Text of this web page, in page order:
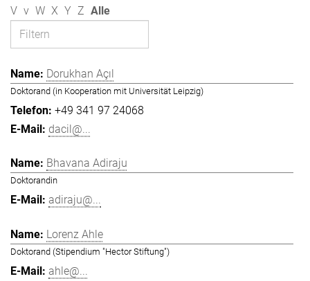
V v W X Y Z Alle
Dorukhan Açıl
Doktorand (in Kooperation mit Universität Leipzig)
+49 341 97 24068
dacil@...
Bhavana Adiraju
Doktorandin
adiraju@...
Lorenz Ahle
Doktorand (Stipendium "Hector Stiftung")
ahle@...